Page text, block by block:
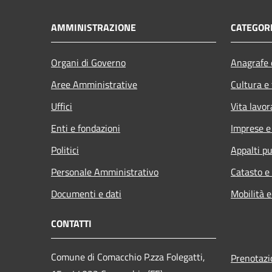
AMMINISTRAZIONE
Organi di Governo
Aree Amministrative
Uffici
Enti e fondazioni
Politici
Personale Amministrativo
Documenti e dati
Cultura
Vita
Imprese
Appalti
Catasto
Mobilità
CONTATTI
Comune di Comacchio P.zza Folegatti,